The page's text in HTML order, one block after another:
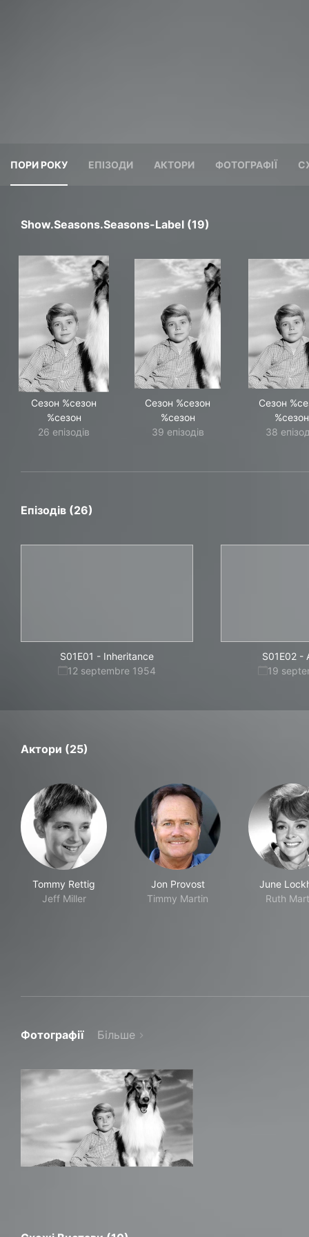
ПОРИ РОКУ ЕПІЗОДИ АКТОРИ ФОТОГРАФІЇ
Show.seasons.seasons-Label (19)
Сезон %сезон
%сезон
26 епізодів
Сезон %сезон
%сезон
39 епізодів
Сезон
%сезон
38
Епізодів (26)
S01E01 - Inheritance
12 septembre 1954
S01E02 -
19
Актори (25)
Tommy Rettig
Jeff Miller
Jon Provost
Timmy Martin
June
Ruth
Фотографії Більше